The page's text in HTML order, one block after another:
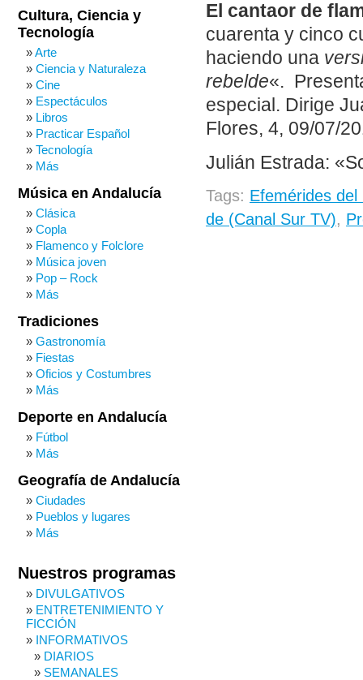
El cantaor de
cuarenta y cinco
haciendo una
rebelde«.
especial. Dirige
Flores, 4, 09/07/
Julián Estrada:
Tags: Efemérides
de (Canal Sur TV),
Cultura, Ciencia y
Tecnología
Arte
Ciencia y Naturaleza
Cine
Espectáculos
Libros
Practicar Español
Tecnología
Más
Música en Andalucía
Clásica
Copla
Flamenco y Folclore
Música joven
Pop – Rock
Más
Tradiciones
Gastronomía
Fiestas
Oficios y Costumbres
Más
Deporte en Andalucía
Fútbol
Más
Geografía de Andalucía
Ciudades
Pueblos y lugares
Más
Nuestros programas
DIVULGATIVOS
ENTRETENIMIENTO Y
FICCIÓN
INFORMATIVOS
DIARIOS
SEMANALES